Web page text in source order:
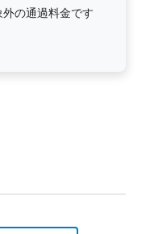
の通過料金です